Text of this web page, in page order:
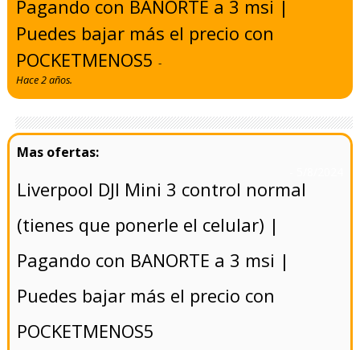
Pagando con BANORTE a 3 msi |
Puedes bajar más el precio con
POCKETMENOS5-
Hace 2 años.
Liverpool DJI Mini 3 control normal
(tienes que ponerle el celular) |
Pagando con BANORTE a 3 msi |
Puedes bajar más el precio con
POCKETMENOS5